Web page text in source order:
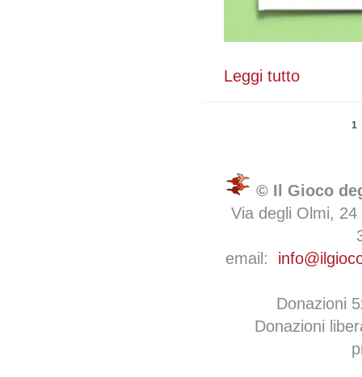
Leggi tutto
1
© Il Gioco
Via degli Olmi,
email:
Donazioni
Donazioni